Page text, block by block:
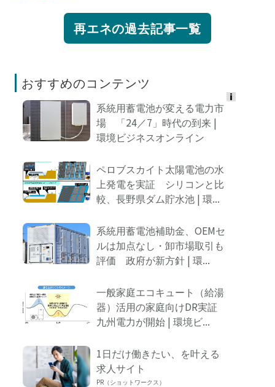
再エネの過去記事一覧
おすすめのコンテンツ
系統用蓄電池が変える電力市
場 「24／7」時代の到来 |
環境ビジネスオンライン
ペロブスカイト太陽電池の水
上発電を実証 シリコンと比
較、長野県ダム貯水池 | 環...
系統用蓄電池補助金、OEMセ
ルは加点なし・卸市場取引も
評価 政府が新方針 | 環...
一般家庭エコキュート（給湯
器）活用の家庭向けDR実証
九州電力が開始 | 環境ビ...
1日だけ働きたい、を叶える
求人サイト
PR（ショットワークス）